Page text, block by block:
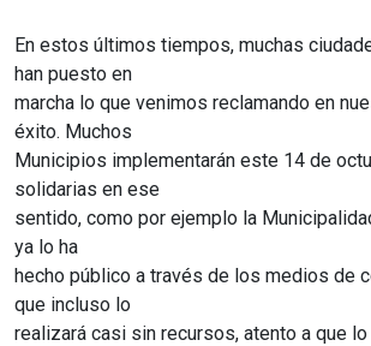
En estos últimos tiempos, muchas
han puesto en
marcha lo que venimos reclamando en
éxito. Muchos
Municipios implementarán este 14 de
solidarias en ese
sentido, como por ejemplo la
ya lo ha
hecho público a través de los medios de
que incluso lo
realizará casi sin recursos, atento a que lo